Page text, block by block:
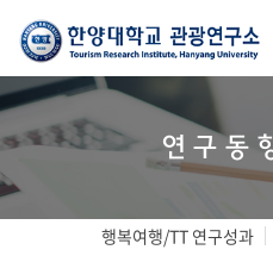
연구동
행복여행/TT 연구성과